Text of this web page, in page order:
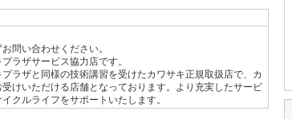
問い合わせください。
ラザサービス協力店です。
ラザと同様の技術講習を受けたカワサキ正規取扱店で、カ
けいただける店舗となっております。より充実したサービ
クルライフをサポートいたします。